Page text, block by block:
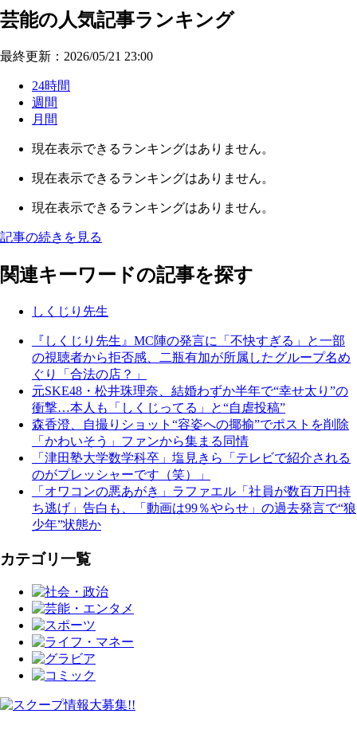
芸能の人気記事ランキング
最終更新：2026/05/21 23:00
24時間
週間
月間
現在表示できるランキングはありません。
現在表示できるランキングはありません。
現在表示できるランキングはありません。
記事の続きを見る
関連キーワードの記事を探す
しくじり先生
『しくじり先生』MC陣の発言に「不快すぎる」と一部
の視聴者から拒否感、二瓶有加が所属したグループ名め
ぐり「合法の店？」
元SKE48・松井珠理奈、結婚わずか半年で“幸せ太り”の
衝撃…本人も「しくじってる」と“自虐投稿”
森香澄、自撮りショット“容姿への揶揄”でポストを削除
「かわいそう」ファンから集まる同情
「津田塾大学数学科卒」塩見きら「テレビで紹介される
のがプレッシャーです（笑）」
「オワコンの悪あがき」ラファエル「社員が数百万円持
ち逃げ」告白も、「動画は99％やらせ」の過去発言で“狼
少年”状態か
カテゴリ一覧